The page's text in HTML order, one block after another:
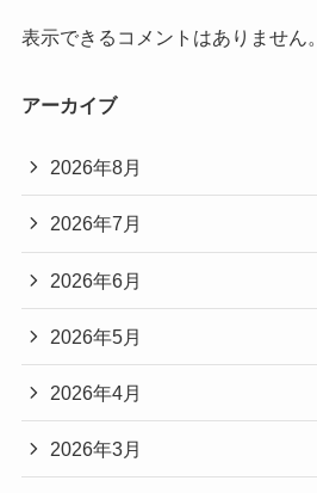
表示できるコメントはありません。
アーカイブ
2026年8月
2026年7月
2026年6月
2026年5月
2026年4月
2026年3月